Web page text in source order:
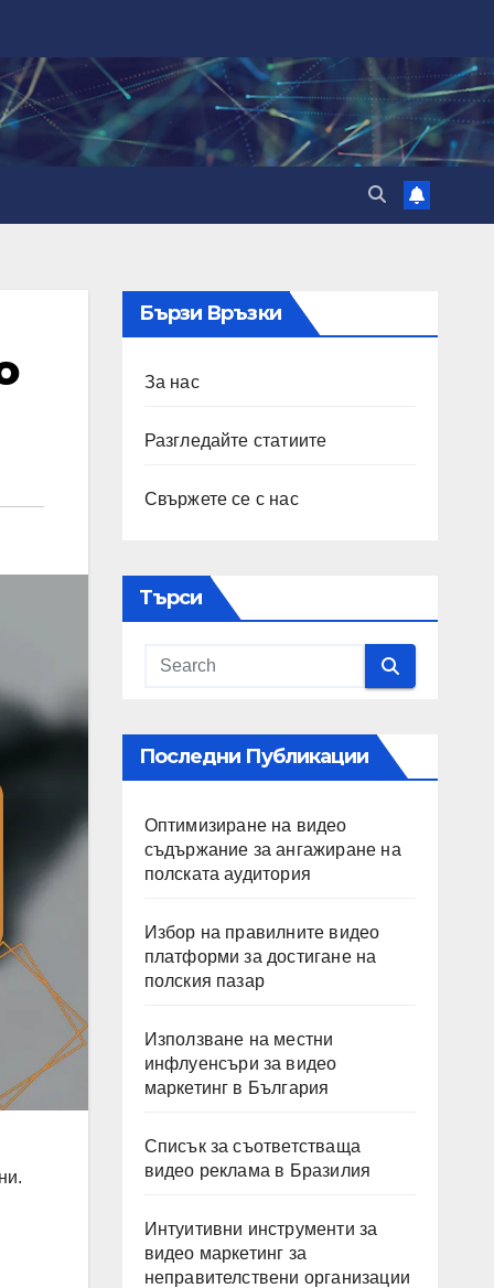
Бързи Връзки
За нас
Разгледайте статиите
Свържете се с нас
Търси
Последни Публикации
Оптимизиране на видео
съдържание за ангажиране на
полската аудитория
Избор на правилните видео
платформи за достигане на
полския пазар
Използване на местни
инфлуенсъри за видео
маркетинг в България
Списък за съответстваща
видео реклама в Бразилия
Интуитивни инструменти за
видео маркетинг за
неправителствени организации